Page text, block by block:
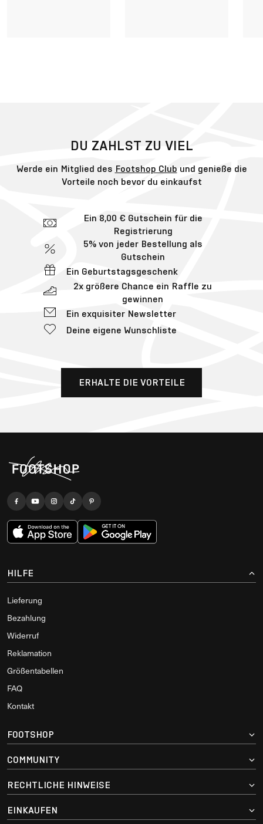
DU ZAHLST ZU VIEL
Werde ein Mitglied des Footshop Club und genieße die
Vorteile noch bevor du einkaufst
Ein 8,00 € Gutschein für die
Registrierung
5% von jeder Bestellung als
Gutschein
Ein Geburtstagsgeschenk
2x größere Chance ein Raffle zu
gewinnen
Ein exquisiter Newsletter
Deine eigene Wunschliste
ERHALTE DIE VORTEILE
HILFE
Lieferung
Bezahlung
Widerruf
Reklamation
Größentabellen
FAQ
Kontakt
FOOTSHOP
COMMUNITY
RECHTLICHE HINWEISE
EINKAUFEN